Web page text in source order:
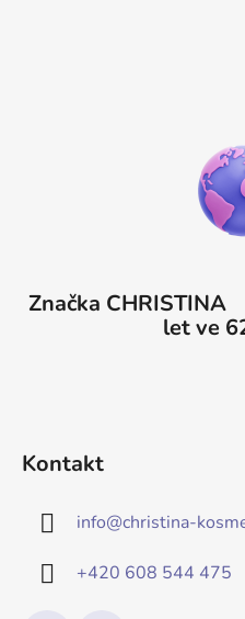
Značka CHRISTINA
let ve
Kontakt
info@christina-
+420 608 544 475